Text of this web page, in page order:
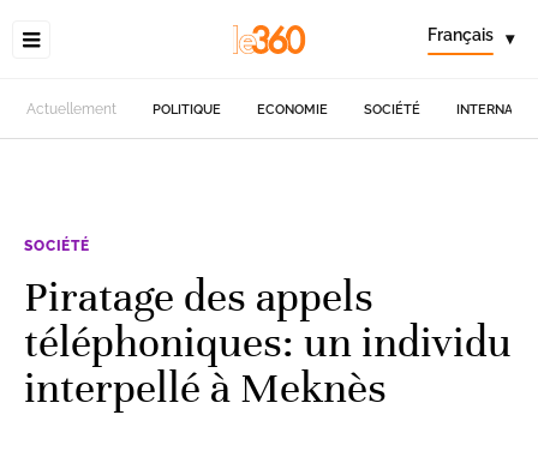
Français ▾
Actuellement POLITIQUE ECONOMIE SOCIÉTÉ
SOCIÉTÉ
Piratage des appels
téléphoniques: un individu
interpellé à Meknès